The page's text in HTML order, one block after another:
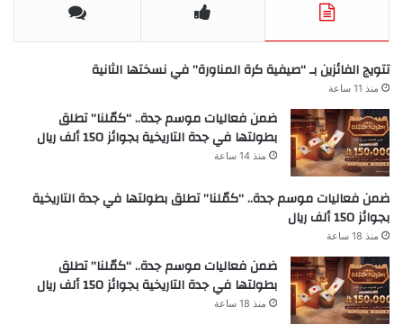
تتويج الفائزين بـ “صيفية كرة المناورة” في نسختها الثانية
منذ 11 ساعة
ضمن فعاليات موسم جدة.. “كمّلنا” تطلق
بطولتها في جدة التاريخية بجوائز 150 ألف ريال
منذ 14 ساعة
ضمن فعاليات موسم جدة.. “كمّلنا” تطلق بطولتها في جدة التاريخية
بجوائز 150 ألف ريال
منذ 18 ساعة
ضمن فعاليات موسم جدة.. “كمّلنا” تطلق
بطولتها في جدة التاريخية بجوائز 150 ألف ريال
منذ 18 ساعة